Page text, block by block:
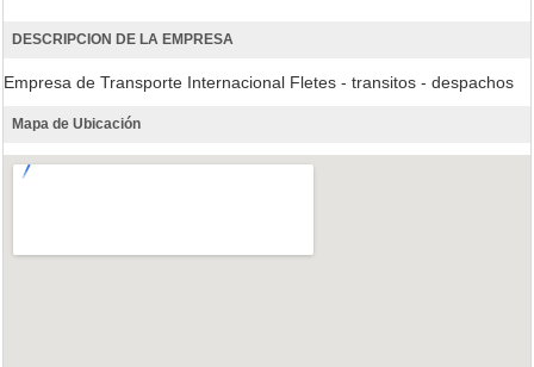
DESCRIPCION DE LA EMPRESA
Empresa de Transporte Internacional Fletes - transitos - despachos
Mapa de Ubicación